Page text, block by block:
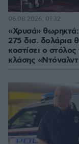
«Χρυσά»
275 δισ. δολάρια
κοστίσει ο στόλος
κλάσης
06.08.2026, 01:32